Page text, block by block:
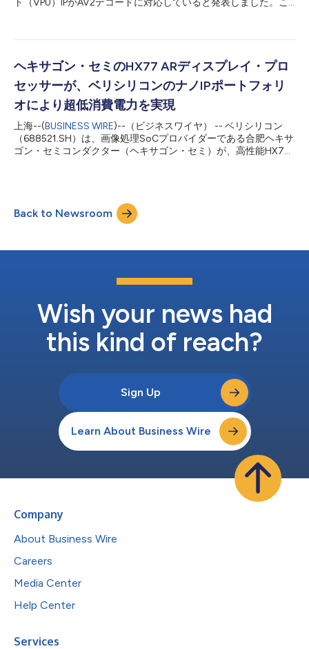
を提供します。また、動き補償を用いた時間方向フィルタリン
た。VC9800Dは、幅広いインテリジェントなコンシューマー機
を可能にします。ベリシリコンは、AV2対応のVC9800Dを世界
各地の複数の顧客にすでに提供しており、AV2 V1.0仕様に基づい
て同IPを更新しています。 AV2は、Alliance for Open
Media（AOMedia）が策定した次世代ビデオ符号化仕様です。
AV1を基盤とするAV2は、優れた圧縮効率を実現するよう設計さ
れており、大幅に低いビットレートで高品質なビデオ配信を可能
にします。AV2は、ストリーミング、放送、リアルタイム・ビデ
オ会議における変化するニーズに対応するよう最適化されていま
ヘキサゴン・セミのHX77 ARディスプレイ・プロ
セッサーが、ベリシリコンのナノIPポートフォリ
オにより超低消費電力を実現
上海--(BUSINESS WIRE)--（ビジネスワイヤ） -- ベリシリコン
（688521.SH）は、画像処理SoCプロバイダーである合肥ヘキサ
ゴン・セミコンダクター（ヘキサゴン・セミ）が、高性能HX77
（GPU）IP、DW100デワープ処理IP、DC9200Nanoディスプレ
イ処理IPが含まれます。本SoCはテープアウトに成功し、ファー
ストパス・シリコンを実現しました。 HX77シリーズは、RISC-V
メージ処理SoCであり、包括的なビデオ入出力インターフェー
テロジニアス・コンピューティング・アーキテクチャーと高度な
電力管理技術を活用することで、HX77はわずかミリワットレベ
を達成しました。また、HX77は空間コンピ...
Back to Newsroom
Wish your news had
this kind of reach?
Sign Up
Learn About Business Wire
Company
About Business Wire
Careers
Media Center
Help Center
Services